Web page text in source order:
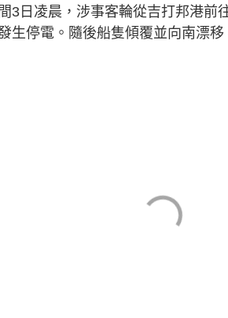
3日凌晨，涉事客輪從吉打邦港前
生停電。隨後船隻傾覆並向南漂